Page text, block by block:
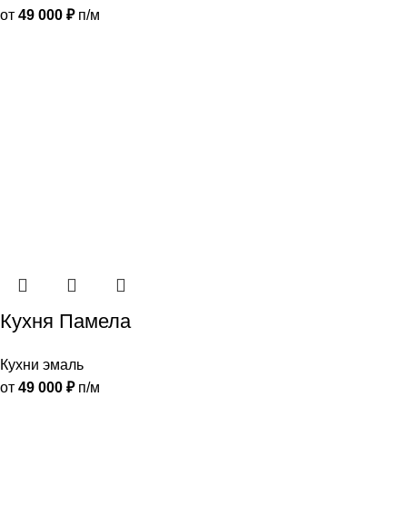
от 49 000 ₽п/м
Кухня Памела
Кухни эмаль
от 49 000 ₽п/м